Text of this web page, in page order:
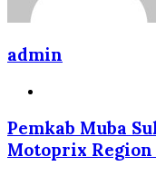
admin
Pemkab Muba
Motoprix Region